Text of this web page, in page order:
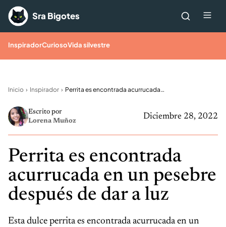
Saltar al contenido
Sra Bigotes
InspiradorCuriosoVida silvestre
Inicio Inspirador Perrita es encontrada acurrucada en un pesebre después de dar a luz
Diciembre 28, 2022
Escrito por
Lorena Muñoz
Perrita es encontrada
acurrucada en un pesebre
después de dar a luz
Esta dulce perrita es encontrada acurrucada en un